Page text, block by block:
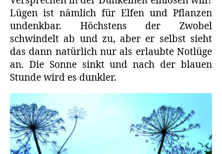
Lügen ist nämlich für Elfen und Pflanzen
undenkbar. Höchstens der Zwobel
schwindelt ab und zu, aber er selbst sieht
das dann natürlich nur als erlaubte Notlüge
an. Die Sonne sinkt und nach der blauen
Stunde wird es dunkler.